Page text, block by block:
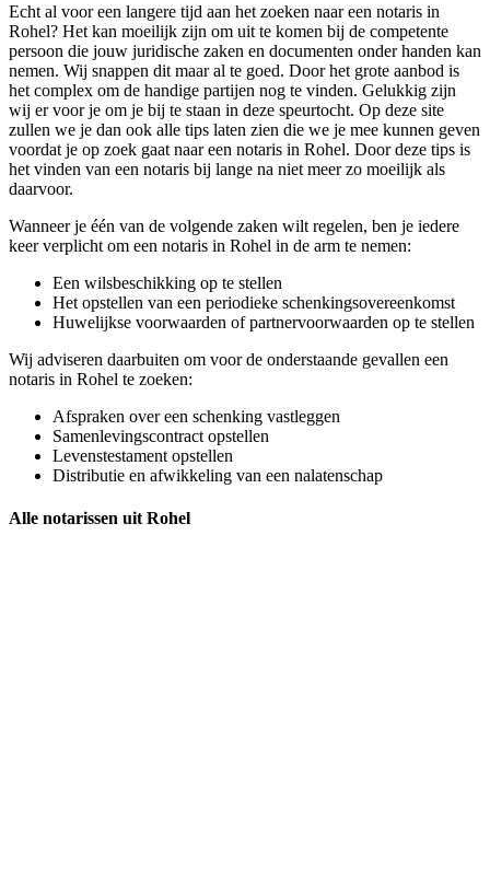
Echt al voor een langere tijd aan het zoeken naar een notaris in
Rohel? Het kan moeilijk zijn om uit te komen bij de competente
persoon die jouw juridische zaken en documenten onder handen kan
nemen. Wij snappen dit maar al te goed. Door het grote aanbod is
het complex om de handige partijen nog te vinden. Gelukkig zijn
wij er voor je om je bij te staan in deze speurtocht. Op deze site
zullen we je dan ook alle tips laten zien die we je mee kunnen geven
voordat je op zoek gaat naar een notaris in Rohel. Door deze tips is
het vinden van een notaris bij lange na niet meer zo moeilijk als
daarvoor.
Wanneer je één van de volgende zaken wilt regelen, ben je iedere
keer verplicht om een notaris in Rohel in de arm te nemen:
Een wilsbeschikking op te stellen
Het opstellen van een periodieke schenkingsovereenkomst
Huwelijkse voorwaarden of partnervoorwaarden op te stellen
Wij adviseren daarbuiten om voor de onderstaande gevallen een
notaris in Rohel te zoeken:
Afspraken over een schenking vastleggen
Samenlevingscontract opstellen
Levenstestament opstellen
Distributie en afwikkeling van een nalatenschap
Alle notarissen uit Rohel